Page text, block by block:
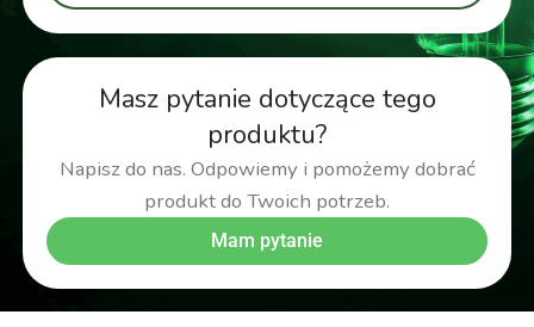
Masz pytanie dotyczące tego
produktu?
Napisz do nas. Odpowiemy i pomożemy dobrać
produkt do Twoich potrzeb.
Mam pytanie